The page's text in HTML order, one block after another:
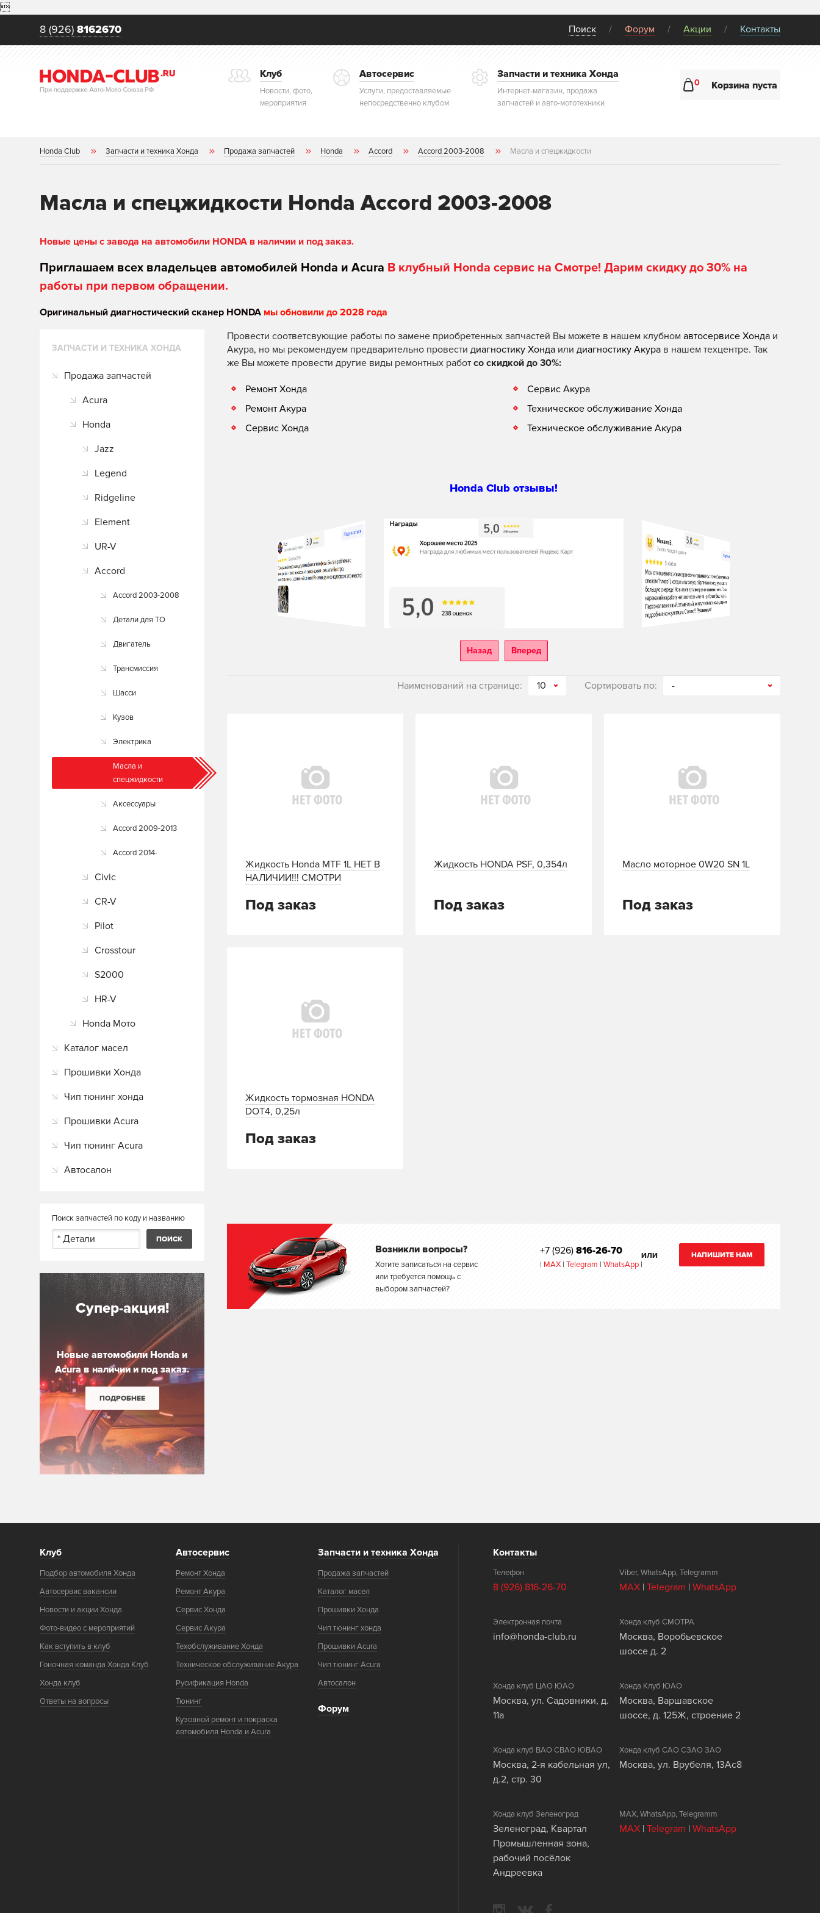

8 (926) 8162670 Поиск Форум Акции Контакты
Клуб
Новости, фото,
мероприятия
Автосервис
Услуги, предоставляемые
непосредственно клубом
Запчасти и техника Хонда
Интернет-магазин, продажа
запчастей и авто-мототехники
0 Корзина пуста
Honda Club Запчасти и техника Хонда Продажа запчастей Honda Accord Accord 2003-2008 Масла и спецжидкости
Масла и спецжидкости Honda Accord 2003-2008
Новые цены с завода на автомобили HONDA в наличии и под заказ.
Приглашаем всех владельцев автомобилей Honda и Acura В клубный Honda сервис на Смотре! Дарим скидку до 30% на
работы при первом обращении.
Оригинальный диагностический сканер HONDA мы обновили до 2028 года
ЗАПЧАСТИ И ТЕХНИКА ХОНДА
Продажа запчастей
Acura
Honda
Jazz
Legend
Ridgeline
Element
UR-V
Accord
Accord 2003-2008
Детали для ТО
Двигатель
Трансмиссия
Шасси
Кузов
Электрика
Масла и
спецжидкости
Аксессуары
Accord 2009-2013
Accord 2014-
Civic
CR-V
Pilot
Crosstour
S2000
HR-V
Honda Мото
Каталог масел
Прошивки Хонда
Чип тюнинг хонда
Прошивки Acura
Чип тюнинг Acura
Автосалон
Поиск запчастей по коду и названию
Супер-акция!
Новые автомобили Honda и
Acura в наличии и под заказ.
ПОДРОБНЕЕ
Провести соответсвующие работы по замене приобретенных запчастей Вы можете в нашем клубном автосервисе Хонда и
Акура, но мы рекомендуем предварительно провести диагностику Хонда или диагностику Акура в нашем техцентре. Так
же Вы можете провести другие виды ремонтных работ со скидкой до 30%:
Ремонт Хонда
Ремонт Акура
Сервис Хонда
Сервис Акура
Техническое обслуживание Хонда
Техническое обслуживание Акура
Honda Club отзывы!
Назад Вперед
Наименований на странице: 10 Сортировать по: -
Жидкость Honda MTF 1L НЕТ В
НАЛИЧИИ!!! СМОТРИ
Под заказ
Жидкость HONDA PSF, 0,354л
Под заказ
Масло моторное 0W20 SN 1L
Под заказ
Жидкость тормозная HONDA
DOT4, 0,25л
Под заказ
Возникли вопросы?
Хотите записаться на сервис
или требуется помощь с
выбором запчастей?
+7 (926) 816-26-70
| MAX | Telegram | WhatsApp |
ИЛИ НАПИШИТЕ НАМ
Клуб
Подбор автомобиля Хонда
Автосервис вакансии
Новости и акции Хонда
Фото-видео с мероприятий
Как вступить в клуб
Гоночная команда Хонда Клуб
Хонда клуб
Ответы на вопросы
Автосервис
Ремонт Хонда
Ремонт Акура
Сервис Хонда
Сервис Акура
Техобслуживание Хонда
Техническое обслуживание Акура
Русификация Honda
Тюнинг
Кузовной ремонт и покраска
автомобиля Honda и Acura
Запчасти и техника Хонда
Продажа запчастей
Каталог масел
Прошивки Хонда
Чип тюнинг хонда
Прошивки Acura
Чип тюнинг Acura
Автосалон
Форум
Контакты
Телефон
8 (926) 816-26-70
Viber, WhatsApp, Telegramm
MAX |Telegram |WhatsApp
Электронная почта
info@honda-club.ru
Хонда клуб СМОТРА
Москва, Воробьевское
шоссе д. 2
Хонда клуб ЦАО ЮАО
Москва, ул. Садовники, д.
11а
Хонда Клуб ЮАО
Москва, Варшавское
шоссе, д. 125Ж, строение 2
Хонда клуб ВАО СВАО ЮВАО
Москва, 2-я кабельная ул,
д.2, стр. 30
Хонда клуб САО СЗАО ЗАО
Москва, ул. Врубеля, 13Ас8
Хонда клуб Зеленоград
Зеленоград, Квартал
Промышленная зона,
рабочий посёлок
Андреевка
MAX, WhatsApp, Telegramm
MAX |Telegram |WhatsApp